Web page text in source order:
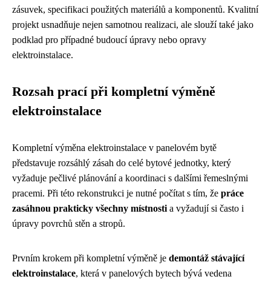
zásuvek, specifikaci použitých materiálů a komponentů. Kvalitní
projekt usnadňuje nejen samotnou realizaci, ale slouží také jako
podklad pro případné budoucí úpravy nebo opravy
elektroinstalace.
Rozsah prací při kompletní výměně
elektroinstalace
Kompletní výměna elektroinstalace v panelovém bytě
představuje rozsáhlý zásah do celé bytové jednotky, který
vyžaduje pečlivé plánování a koordinaci s dalšími řemeslnými
pracemi. Při této rekonstrukci je nutné počítat s tím, že práce
zasáhnou prakticky všechny místnosti a vyžadují si často i
úpravy povrchů stěn a stropů.
Prvním krokem při kompletní výměně je demontáž stávající
elektroinstalace, která v panelových bytech bývá vedena